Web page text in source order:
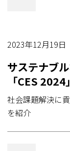
2023年12月19日
サステナブ
「CES
社会課題解決に
を紹介